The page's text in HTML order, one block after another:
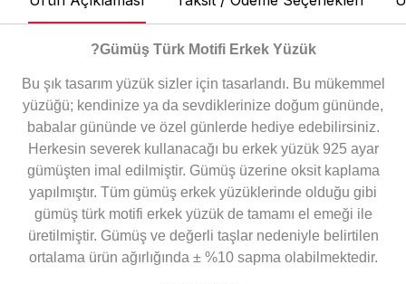
?Gümüş Türk Motifi Erkek Yüzük
Bu şık tasarım yüzük sizler için tasarlandı. Bu mükemmel
yüzüğü; kendinize ya da sevdiklerinize doğum gününde,
babalar gününde ve özel günlerde hediye edebilirsiniz.
Herkesin severek kullanacağı bu erkek yüzük 925 ayar
gümüşten imal edilmiştir. Gümüş üzerine oksit kaplama
yapılmıştır. Tüm gümüş erkek yüzüklerinde olduğu gibi
gümüş türk motifi erkek yüzük de tamamı el emeği ile
üretilmiştir. Gümüş ve değerli taşlar nedeniyle belirtilen
ortalama ürün ağırlığında ± %10 sapma olabilmektedir.